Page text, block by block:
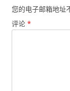
您的电子邮箱地址
评论 *